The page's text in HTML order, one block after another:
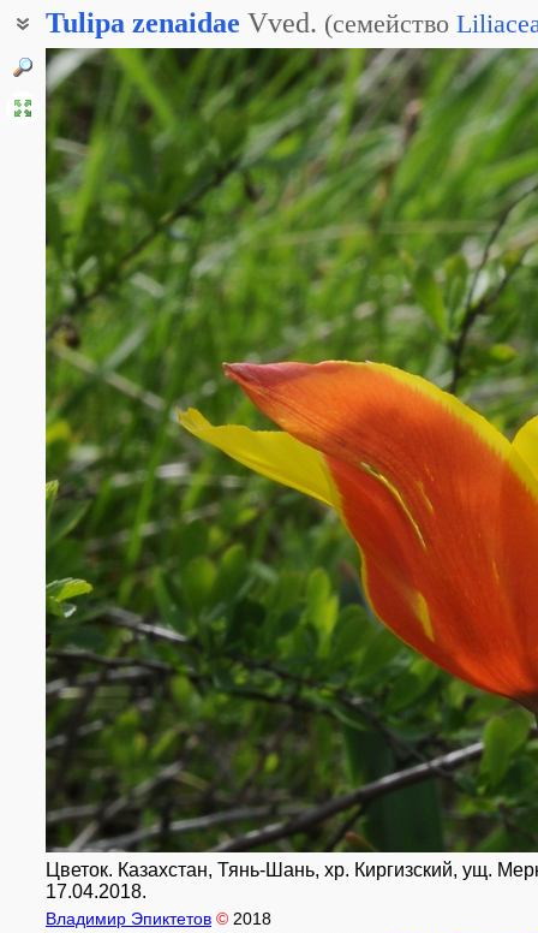
Tulipa zenaidae Vved. (семейство
Цветок. Казахстан, Тянь-Шань, хр. Киргизский, ущ.
17.04.2018.
Владимир Эпиктетов © 2018